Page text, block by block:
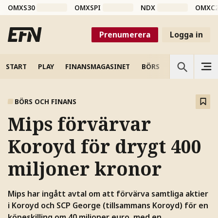
OMXS30 OMXSPI NDX
Prenumerera Logga in
START PLAY FINANSMAGASINET BÖRS VETENSKAP
BÖRS OCH FINANS
Mips förvärvar
Koroyd för drygt 400
miljoner kronor
Mips har ingått avtal om att förvärva samtliga aktier
i Koroyd och SCP George (tillsammans Koroyd) för en